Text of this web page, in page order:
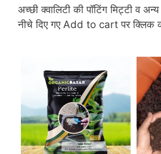
अच्छी क्वालिटी की पॉटिंग मिट्टी व
नीचे दिए गए Add to cart पर क्लिक